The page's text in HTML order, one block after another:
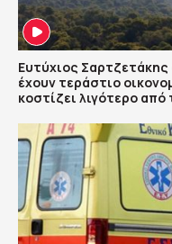
Ευτύχιος
έχουν τεράστιο
κοστίζει λιγότερο